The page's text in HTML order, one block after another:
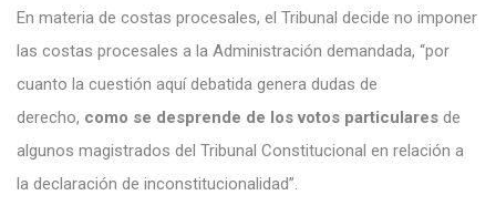
En materia de costas procesales, el Tribunal decide no imponer
las costas procesales a la Administración demandada, “por
cuanto la cuestión aquí debatida genera dudas de
derecho, como se desprende de los votos particulares de
algunos magistrados del Tribunal Constitucional en relación a
la declaración de inconstitucionalidad”.